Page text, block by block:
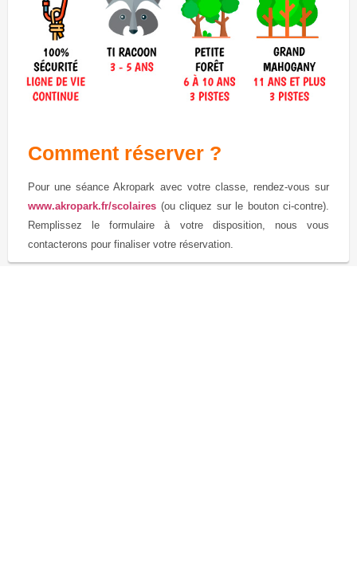
Comment réserver ?
Pour une séance Akropark avec votre classe, rendez-vous sur
www.akropark.fr/scolaires (ou cliquez sur le bouton ci-contre).
Remplissez le formulaire à votre disposition, nous vous
contacterons pour finaliser votre réservation.